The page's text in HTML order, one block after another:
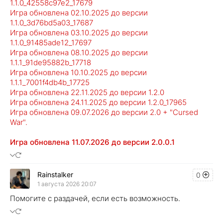
1.1.0_42558c97e2_17679
Игра обновлена 02.10.2025 до версии
1.1.0_3d76bd5a03_17687
Игра обновлена 03.10.2025 до версии
1.1.0_91485ade12_17697
Игра обновлена 08.10.2025 до версии
1.1.1_91de95882b_17718
Игра обновлена 10.10.2025 до версии
1.1.1_7001f4db4b_17725
Игра обновлена 22.11.2025 до версии 1.2.0
Игра обновлена 24​​​​.11.2025 до версии 1.2.0_17965
Игра обновлена 09.07.2026 до версии 2.0 + "Cursed
War".
Игра обновлена 11.07.2026 до версии 2.0.0.1
0
Rainstalker
1 августа 2026 20:07
Помогите с раздачей, если есть возможность.